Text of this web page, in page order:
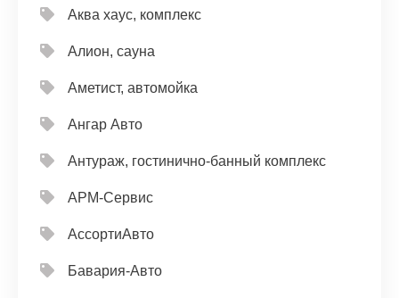
Аква хаус, комплекс
Алион, сауна
Аметист, автомойка
Ангар Авто
Антураж, гостинично-банный комплекс
АРМ-Сервис
АссортиАвто
Бавария-Авто